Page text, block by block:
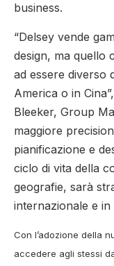
business.
“Delsey vende
design, ma quello
ad essere diverso
America o in
Bleeker, Group
maggiore
pianificazione e
ciclo di vita della
geografie, sarà
internazionale e in
Con l’adozione della
accedere agli stessi